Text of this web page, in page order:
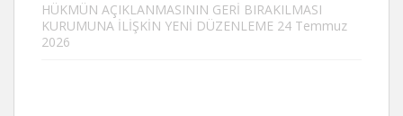
HÜKMÜN AÇIKLANMASININ GERİ BIRAKILMASI
KURUMUNA İLİŞKİN YENİ DÜZENLEME 24 Temmuz
2026